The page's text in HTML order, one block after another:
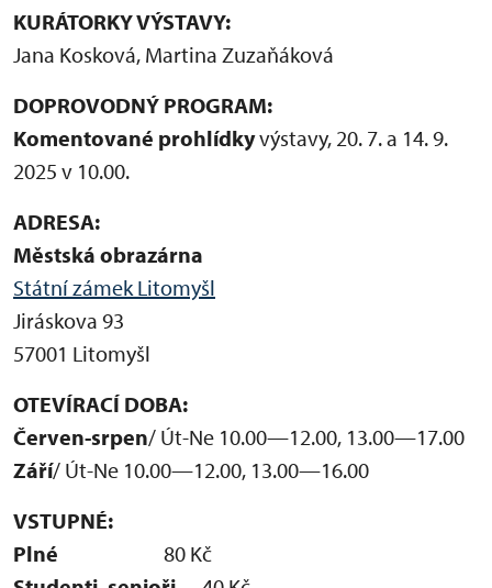
KURÁTORKY VÝSTAVY:
Jana Kosková, Martina Zuzaňáková
DOPROVODNÝ PROGRAM:
Komentované prohlídkyvýstavy, 20. 7. a 14. 9.
2025 v 10.00.
ADRESA:
Městská obrazárna
Státní zámek Litomyšl
Jiráskova 93
57001 Litomyšl
OTEVÍRACÍ DOBA:
Červen-srpen/ Út-Ne 10.00—12.00, 13.00—17.00
Září/ Út-Ne 10.00—12.00, 13.00—16.00
VSTUPNÉ:
Plné 80 Kč